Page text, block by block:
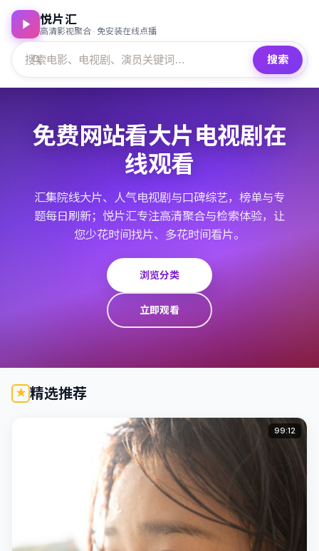
悦片汇
高清影视聚合 · 免安装在线点播
搜索
免费网站看大片电视剧在
线观看
汇集院线大片、人气电视剧与口碑综艺，榜单与专
题每日刷新；悦片汇专注高清聚合与检索体验，让
您少花时间找片、多花时间看片。
浏览分类
立即观看
精选推荐
99:12